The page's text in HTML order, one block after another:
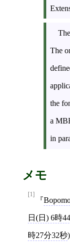
The
the
a
in
メモ
[1]
日(日) 6時
時27分32秒)